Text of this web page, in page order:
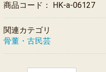
商品コード： HK-a-06127
関連カテゴリ
骨董・古民芸